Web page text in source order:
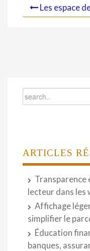
Les espace
ARTICLES
Transparence
lecteur dans les
Affichage
simplifier le
Éducation
banques,